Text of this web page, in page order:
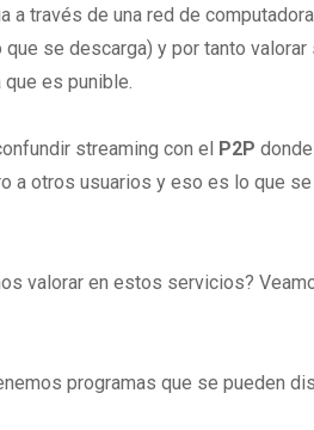
a través de una red de
se descarga) y por tanto
es punible.
streaming con el P2P
a otros usuarios y eso es lo que
valorar en estos servicios?
programas que se pueden